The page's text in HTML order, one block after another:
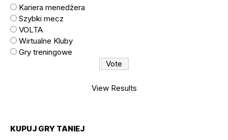
Kariera menedżera
Szybki mecz
VOLTA
Wirtualne Kluby
Gry treningowe
View Results
KUPUJ GRY TANIEJ